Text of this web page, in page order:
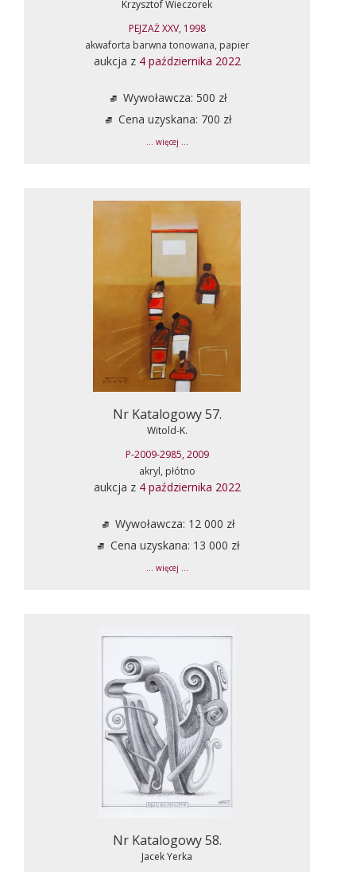
Krzysztof Wieczorek
PEJZAŻ XXV, 1998
akwaforta barwna tonowana, papier
aukcja z 4 października 2022
Wywoławcza: 500 zł
Cena uzyskana: 700 zł
... więcej ...
Nr Katalogowy 57.
Witold-K.
P-2009-2985, 2009
akryl, płótno
aukcja z 4 października 2022
Wywoławcza: 12 000 zł
Cena uzyskana: 13 000 zł
... więcej ...
Nr Katalogowy 58.
Jacek Yerka